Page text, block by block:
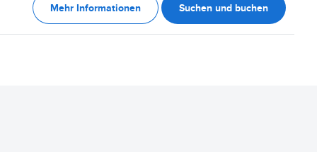
Mehr Informationen Suchen und buchen